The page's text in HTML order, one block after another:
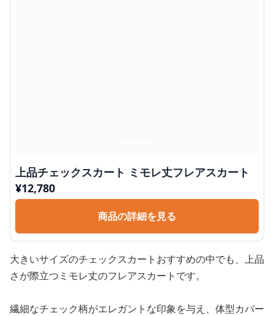
上品チェックスカート ミモレ丈フレアスカート
¥12,780
商品の詳細を見る
大きいサイズのチェックスカートおすすめの中でも、上品
さが際立つミモレ丈のフレアスカートです。
繊細なチェック柄がエレガントな印象を与え、体型カバー